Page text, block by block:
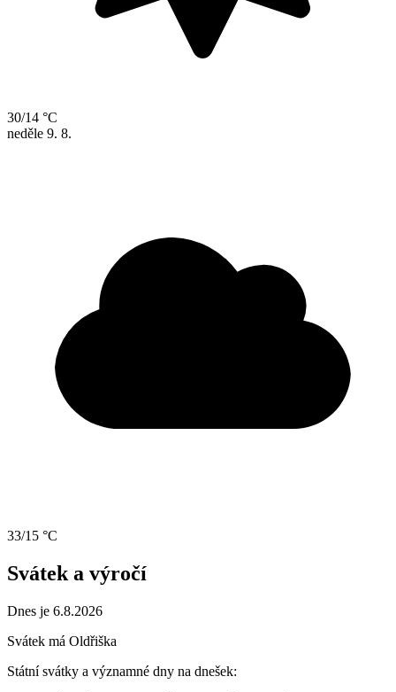
30/14 °C
neděle 9. 8.
33/15 °C
Svátek a výročí
Dnes je 6.8.2026
Svátek má Oldřiška
Státní svátky a významné dny na dnešek: